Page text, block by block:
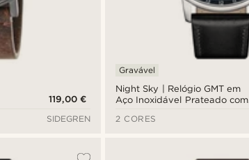
119,00 €
SIDEGREN
Night Sky | Relógio GMT em
Aço Inoxidável Prateado com
Gravável
2 CORES